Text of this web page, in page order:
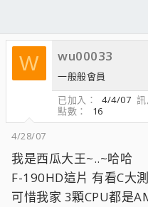
W wu00033
一般般會員
已加入
4/4/07
點數
16
4/28/07
我是西瓜大王~..~哈哈
F-190HD這片 有看C大
可惜我家 3顆CPU都是